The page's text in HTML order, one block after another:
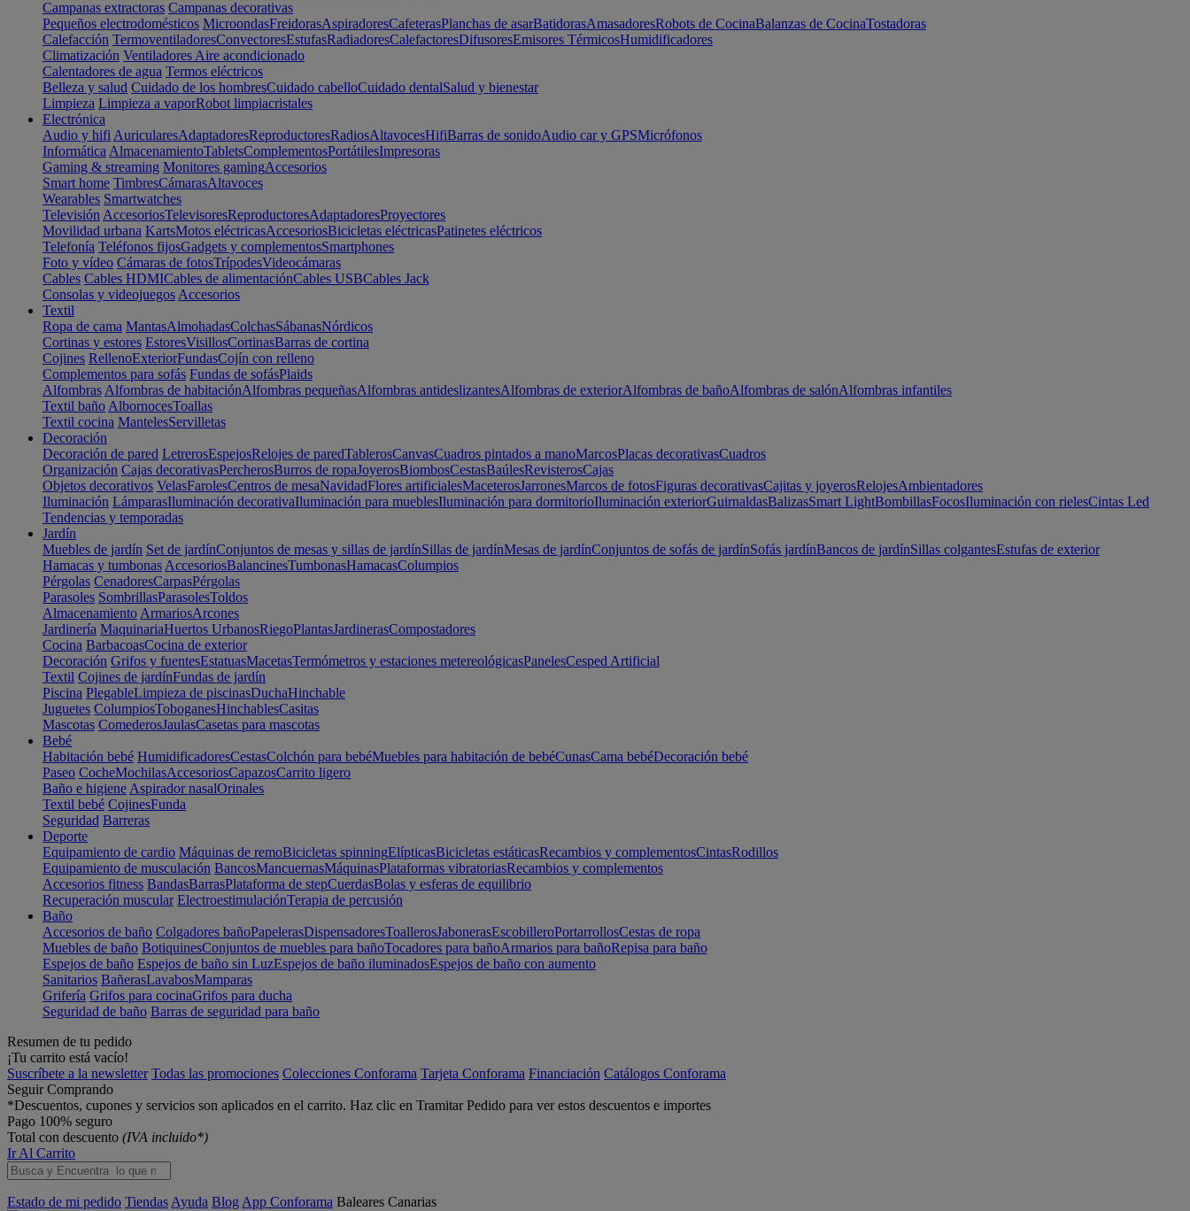
Campanas extractoras Campanas decorativas
Pequeños electrodomésticos MicroondasFreidorasAspiradoresCafeterasPlanchas de asarBatidorasAmasadoresRobots de CocinaBalanzas de CocinaTostadoras
Calefacción TermoventiladoresConvectoresEstufasRadiadoresCalefactoresDifusoresEmisores TérmicosHumidificadores
Climatización Ventiladores Aire acondicionado
Calentadores de agua Termos eléctricos
Belleza y salud Cuidado de los hombresCuidado cabelloCuidado dentalSalud y bienestar
Limpieza Limpieza a vaporRobot limpiacristales
Electrónica
Audio y hifi AuricularesAdaptadoresReproductoresRadiosAltavocesHifiBarras de sonidoAudio car y GPSMicrófonos
Informática AlmacenamientoTabletsComplementosPortátilesImpresoras
Gaming & streaming Monitores gamingAccesorios
Smart home TimbresCámarasAltavoces
Wearables Smartwatches
Televisión AccesoriosTelevisoresReproductoresAdaptadoresProyectores
Movilidad urbana KartsMotos eléctricasAccesoriosBicicletas eléctricasPatinetes eléctricos
Telefonía Teléfonos fijosGadgets y complementosSmartphones
Foto y vídeo Cámaras de fotosTrípodesVideocámaras
Cables Cables HDMICables de alimentaciónCables USBCables Jack
Consolas y videojuegos Accesorios
Textil
Ropa de cama MantasAlmohadasColchasSábanasNórdicos
Cortinas y estores EstoresVisillosCortinasBarras de cortina
Cojines RellenoExteriorFundasCojín con relleno
Complementos para sofás Fundas de sofásPlaids
Alfombras Alfombras de habitaciónAlfombras pequeñasAlfombras antideslizantesAlfombras de exteriorAlfombras de bañoAlfombras de salónAlfombras infantiles
Textil baño AlbornocesToallas
Textil cocina MantelesServilletas
Decoración
Decoración de pared LetrerosEspejosRelojes de paredTablerosCanvasCuadros pintados a manoMarcosPlacas decorativasCuadros
Organización Cajas decorativasPercherosBurros de ropaJoyerosBiombosCestasBaúlesRevisterosCajas
Objetos decorativos VelasFarolesCentros de mesaNavidadFlores artificialesMaceterosJarronesMarcos de fotosFiguras decorativasCajitas y joyerosRelojesAmbientadores
Iluminación LámparasIluminación decorativaIluminación para mueblesIluminación para dormitorioIluminación exteriorGuirnaldasBalizasSmart LightBombillasFocosIluminación con rielesCintas Led
Tendencias y temporadas
Jardín
Muebles de jardín Set de jardínConjuntos de mesas y sillas de jardínSillas de jardínMesas de jardínConjuntos de sofás de jardínSofás jardínBancos de jardínSillas colgantesEstufas de exterior
Hamacas y tumbonas AccesoriosBalancinesTumbonasHamacasColumpios
Pérgolas CenadoresCarpasPérgolas
Parasoles SombrillasParasolesToldos
Almacenamiento ArmariosArcones
Jardinería MaquinariaHuertos UrbanosRiegoPlantasJardinerasCompostadores
Cocina BarbacoasCocina de exterior
Decoración Grifos y fuentesEstatuasMacetasTermómetros y estaciones metereológicasPanelesCesped Artificial
Textil Cojines de jardínFundas de jardín
Piscina PlegableLimpieza de piscinasDuchaHinchable
Juguetes ColumpiosToboganesHinchablesCasitas
Mascotas ComederosJaulasCasetas para mascotas
Bebé
Habitación bebé HumidificadoresCestasColchón para bebéMuebles para habitación de bebéCunasCama bebéDecoración bebé
Paseo CocheMochilasAccesoriosCapazosCarrito ligero
Baño e higiene Aspirador nasalOrinales
Textil bebé CojinesFunda
Seguridad Barreras
Deporte
Equipamiento de cardio Máquinas de remoBicicletas spinningElípticasBicicletas estáticasRecambios y complementosCintasRodillos
Equipamiento de musculación BancosMancuernasMáquinasPlataformas vibratoriasRecambios y complementos
Accesorios fitness BandasBarrasPlataforma de stepCuerdasBolas y esferas de equilibrio
Recuperación muscular ElectroestimulaciónTerapia de percusión
Baño
Accesorios de baño Colgadores bañoPapelerasDispensadoresToallerosJabonerasEscobilleroPortarrollosCestas de ropa
Muebles de baño BotiquinesConjuntos de muebles para bañoTocadores para bañoArmarios para bañoRepisa para baño
Espejos de baño Espejos de baño sin LuzEspejos de baño iluminadosEspejos de baño con aumento
Sanitarios BañerasLavabosMamparas
Grifería Grifos para cocinaGrifos para ducha
Seguridad de baño Barras de seguridad para baño
Resumen de tu pedido
¡Tu carrito está vacío!
Suscríbete a la newsletter Todas las promociones Colecciones Conforama Tarjeta Conforama Financiación Catálogos Conforama
Seguir Comprando
*Descuentos, cupones y servicios son aplicados en el carrito. Haz clic en Tramitar Pedido para ver estos descuentos e importes
Pago 100% seguro
Total con descuento (IVA incluido*)
Ir Al Carrito
Estado de mi pedido Tiendas Ayuda Blog App Conforama Baleares Canarias